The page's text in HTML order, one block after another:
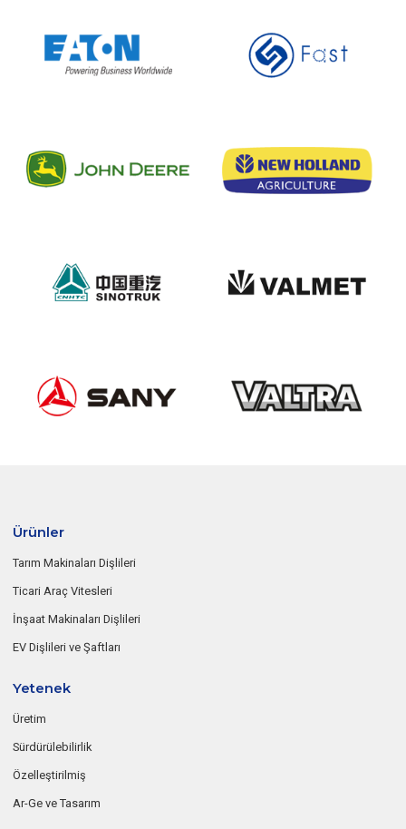
Ürünler
Tarım Makinaları Dişlileri
Ticari Araç Vitesleri
İnşaat Makinaları Dişlileri
EV Dişlileri ve Şaftları
Yetenek
Üretim
Sürdürülebilirlik
Özelleştirilmiş
Ar-Ge ve Tasarım